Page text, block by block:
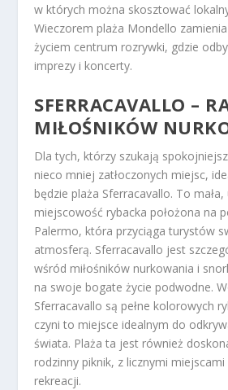
w których można skosztować
Wieczorem plaża Mondello
życiem centrum rozrywki, gdzie
imprezy i koncerty.
SFERRACAVALLO –
MIŁOŚNIKÓW
Dla tych, którzy szukają
nieco mniej zatłoczonych miejsc,
będzie plaża Sferracavallo. To mała,
miejscowość rybacka położona na
Palermo, która przyciąga turystów
atmosferą. Sferracavallo jest
wśród miłośników nurkowania i
na swoje bogate życie podwodne.
Sferracavallo są pełne kolorowych
czyni to miejsce idealnym do
świata. Plaża ta jest również
rodzinny piknik, z licznymi
rekreacji.